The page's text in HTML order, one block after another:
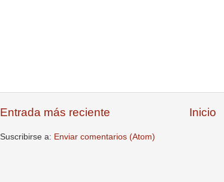
Entrada más reciente Inicio
Suscribirse a: Enviar comentarios (Atom)